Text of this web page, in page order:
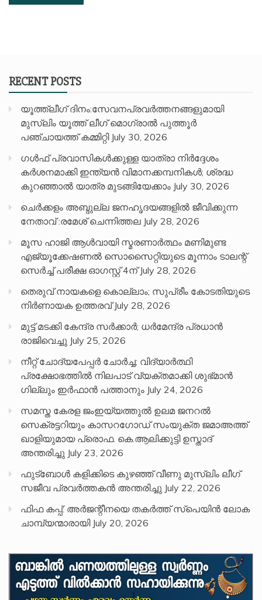
RECENT POSTS
യൂത്ത്ലീഗ് ദിനം:സേവനപ്രവർത്തനങ്ങളുമായി
മുസ്ലിം യൂത്ത് ലീഗ് മൊഗ്രാൽ പുത്തൂർ
പഞ്ചായത്ത് കമ്മിറ്റി July 30, 2026
ഗൾഫ് പ്രവാസികൾക്കുള്ള യാത്രാ നിർദ്ദേശം
കർശനമാക്കി ഇന്ത്യൻ വിമാനക്കമ്പനികൾ; ശ്രദ്ധ
കുറഞ്ഞാൽ യാത്ര മുടങ്ങിയേക്കാം July 30, 2026
ചെർക്കളം അബ്ദുല്ല ജനഹൃദയങ്ങളിൽ ജീവിക്കുന്ന
നേതാവ് :രമേശ് ചെന്നിത്തല July 28, 2026
മൂസ ഹാജി ആൾവായി സ്മരണാർത്ഥം മണിമുണ്ട
എജ്യൂക്കേഷണൽ സൊസൈറ്റിയുടെ മൂന്നാം ടാലന്റ്
സെർച്ച് പരീക്ഷ ഓഗസ്റ്റ് 4ന് July 28, 2026
തെരുവ് നായകളെ കൊല്ലാം; സുപ്രീം കോടതിയുടെ
നിർണായക ഉത്തരവ് July 28, 2026
മുട്ട് മടക്കി കേന്ദ്ര സർക്കാർ; ധർമേന്ദ്ര പ്രധാൻ
രാജിവെച്ചു July 25, 2026
നീറ്റ് ചോദ്യപേപ്പര്‍ ചോര്‍ച്ച; വിദ്യാർത്ഥി
പ്രക്ഷോഭത്തിൽ നിലപാട് വ്യക്തമാക്കി ശുഭ്മാൻ
ഗില്ലും ഇർഫാൻ പത്താനും July 24, 2026
സമസ്ത കേരള ജംഇയ്യത്തുൽ ഉലമ ജനറൽ
സെക്രട്ടറിയും കാസറഗോഡ് സംയുക്ത ജമാഅത്ത്
ഖാളിയുമായ പ്രൊഫ. കെ.ആലിക്കുട്ടി ഉസ്താദ്
അന്തരിച്ചു July 23, 2026
ഫുട്ബോൾ കളിക്കിടെ കുഴഞ്ഞ് വീണു മുസ്ലിം ലീഗ്
സജീവ പ്രവർത്തകൻ അന്തരിച്ചു July 22, 2026
ഫിഫ കപ്പ്: അർജന്റീനയെ തകർത്ത് സ്പെയിൻ ലോക
ചാമ്പ്യന്മാരായി July 20, 2026